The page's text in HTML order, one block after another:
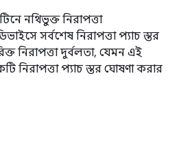
নথিভুক্ত নিরাপত্তা
সর্বশেষ নিরাপত্তা প্যাচ স্তর
নিরাপত্তা দুর্বলতা, যেমন এই
নিরাপত্তা প্যাচ স্তর ঘোষণা করার